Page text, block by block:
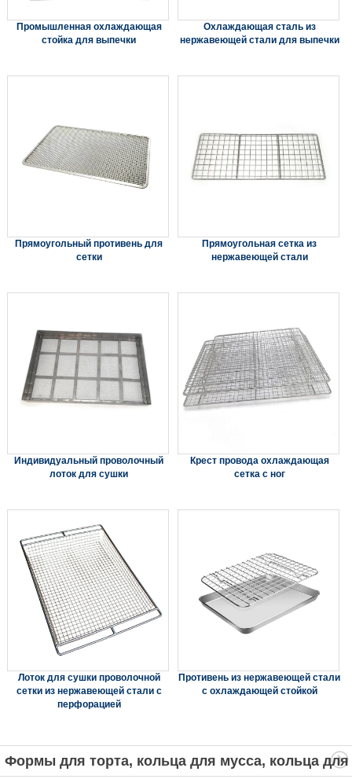
Промышленная охлаждающая
стойка для выпечки
Охлаждающая сталь из
нержавеющей стали для выпечки
Прямоугольный противень для
сетки
Прямоугольная сетка из
нержавеющей стали
Индивидуальный проволочный
лоток для сушки
Крест провода охлаждающая
сетка с ног
Лоток для сушки проволочной
сетки из нержавеющей стали с
перфорацией
Противень из нержавеющей стали
с охлаждающей стойкой
Формы для торта, кольца для мусса, кольца для